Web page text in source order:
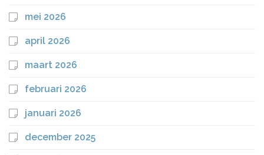
mei 2026
april 2026
maart 2026
februari 2026
januari 2026
december 2025